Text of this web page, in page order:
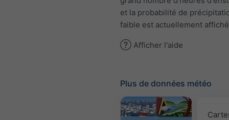
et la probabilité de
faible est actuellement
Afficher l'aide
Plus de données météo